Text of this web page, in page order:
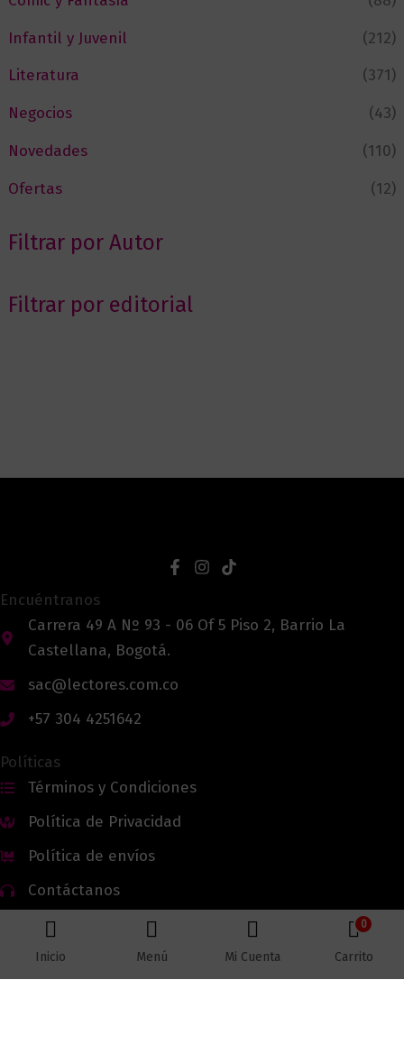
Infantil y Juvenil
(212)
Literatura
(371)
Negocios
(43)
Novedades
(110)
Ofertas
(12)
Filtrar por Autor
Filtrar por editorial
Encuéntranos
Carrera 49 A Nº 93 - 06 Of 5 Piso 2, Barrio La
Castellana, Bogotá.
sac@lectores.com.co
+57 304 4251642
Políticas
Términos y Condiciones
Política de Privacidad
Política de envíos
Contáctanos
Todos los derechos reservados © 2026 Lectores.co |
Inicio Menú Mi Cuenta
0
Carrito